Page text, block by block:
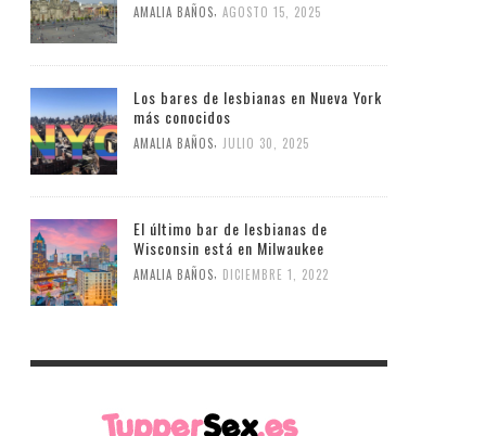
AMALIA BAÑOS AGOSTO 15, 2025
Los bares de lesbianas en Nueva York
más conocidos
AMALIA BAÑOS JULIO 30, 2025
El último bar de lesbianas de
Wisconsin está en Milwaukee
AMALIA BAÑOS DICIEMBRE 1, 2022